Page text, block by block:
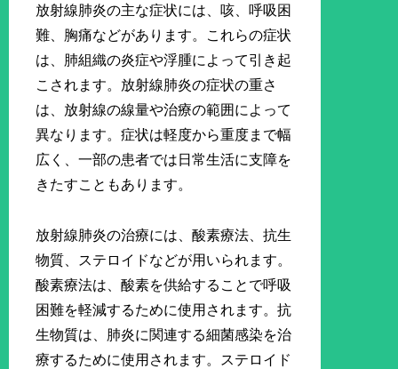
放射線肺炎の主な症状には、咳、呼吸困
難、胸痛などがあります。これらの症状
は、肺組織の炎症や浮腫によって引き起
こされます。放射線肺炎の症状の重さ
は、放射線の線量や治療の範囲によって
異なります。症状は軽度から重度まで幅
広く、一部の患者では日常生活に支障を
きたすこともあります。
放射線肺炎の治療には、酸素療法、抗生
物質、ステロイドなどが用いられます。
酸素療法は、酸素を供給することで呼吸
困難を軽減するために使用されます。抗
生物質は、肺炎に関連する細菌感染を治
療するために使用されます。ステロイド